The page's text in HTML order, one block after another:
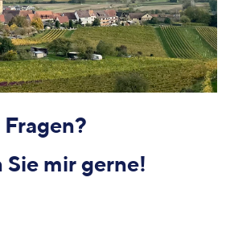
Sie mir gerne!